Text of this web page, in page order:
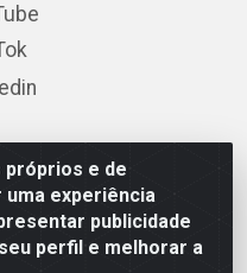
e de
experiência
publicidade
perfil e melhorar a
LTDA - Rua
Paulo/SP - CEP 04.761-
0001-03